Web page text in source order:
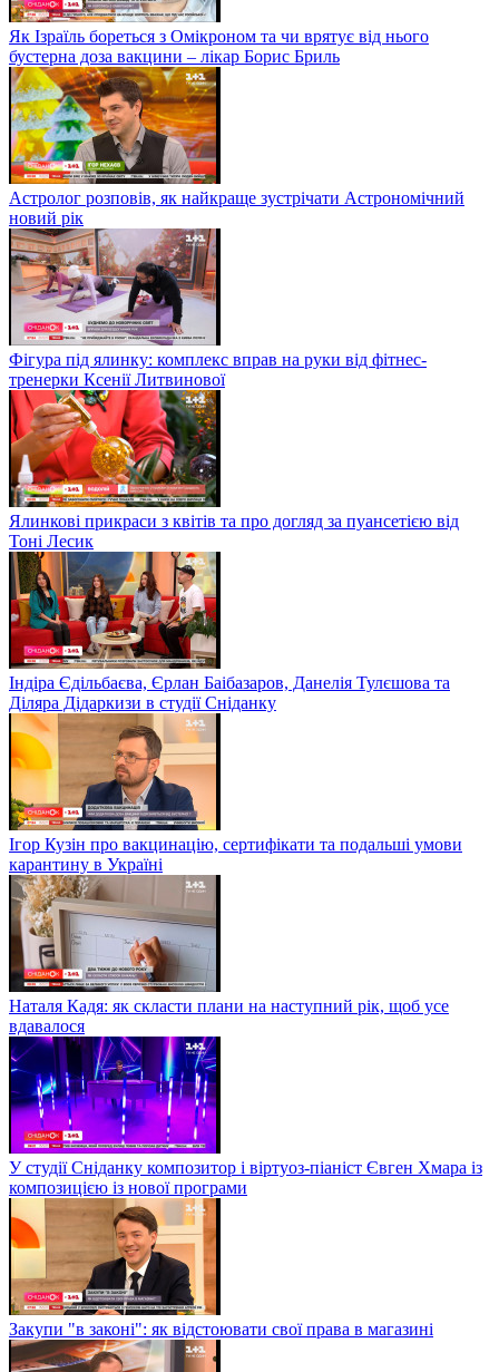
Як Ізраїль бореться з Омікроном та чи врятує від нього
бустерна доза вакцини – лікар Борис Бриль
Астролог розповів, як найкраще зустрічати Астрономічний
новий рік
Фігура під ялинку: комплекс вправ на руки від фітнес-
тренерки Ксенії Литвинової
Ялинкові прикраси з квітів та про догляд за пуансетією від
Тоні Лесик
Індіра Єдільбаєва, Єрлан Баібазаров, Данелія Тулєшова та
Діляра Дідаркизи в студії Сніданку
Ігор Кузін про вакцинацію, сертифікати та подальші умови
карантину в Україні
Наталя Кадя: як скласти плани на наступний рік, щоб усе
вдавалося
У студії Сніданку композитор і віртуоз-піаніст Євген Хмара із
композицією із нової програми
Закупи "в законі": як відстоювати свої права в магазині